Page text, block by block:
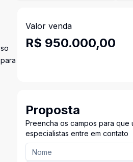
Valor venda
R$ 950.000,00
Proposta
Preencha os campos para que
especialistas entre em contato